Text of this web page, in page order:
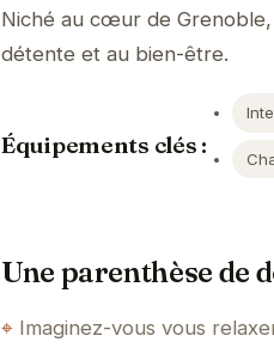
Niché au cœur de
détente et au bien-être.
Équipements clés :
Une parenthèse de
Imaginez-vous vous